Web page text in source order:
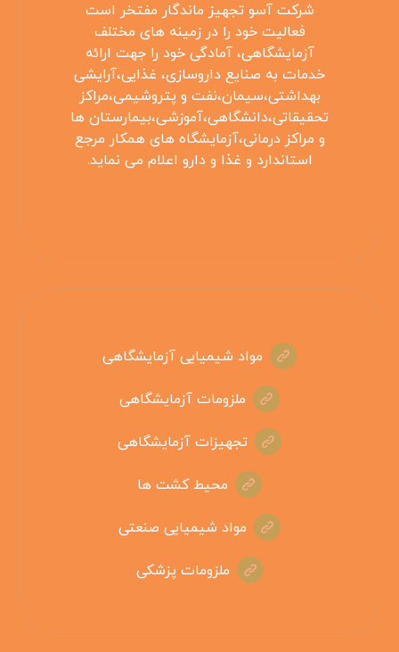
شرکت آسو تجهیز ماندگار مفتخر است
فعالیت خود را در زمینه های مختلف
آزمایشگاهی، آمادگی خود را جهت ارائه
خدمات به صنایع داروسازی، غذایی،آرایشی
بهداشتی،سیمان،نفت و پتروشیمی،مراکز
تحقیقاتی،دانشگاهی،آموزشی،بیمارستان ها
و مراکز درمانی،آزمایشگاه های همکار مرجع
استاندارد و غذا و دارو اعلام می نماید.
مواد شیمیایی آزمایشگاهی
ملزومات آزمایشگاهی
تجهیزات آزمایشگاهی
محیط کشت ها
مواد شیمیایی صنعتی
ملزومات پزشکی